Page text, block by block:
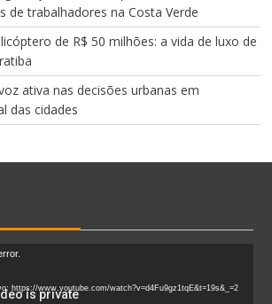
de trabalhadores na Costa Verde
de R$ 50 milhões: a vida de luxo de
ativa nas decisões urbanas em
das cidades
https://www.youtube.com/watch?v=d4Fu9gz1tqE&t=19s&_=2